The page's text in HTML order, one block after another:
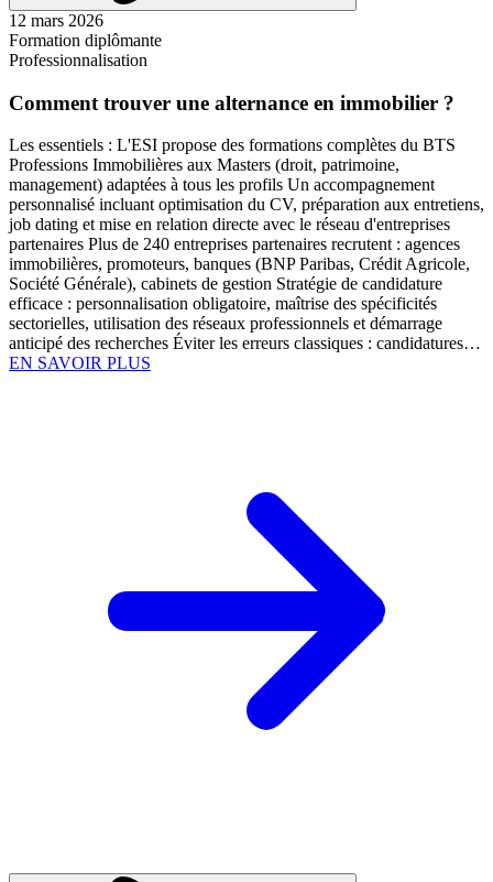
12 mars 2026
Formation diplômante
Professionnalisation
Comment trouver une alternance en immobilier ?
Les essentiels : L'ESI propose des formations complètes du BTS
Professions Immobilières aux Masters (droit, patrimoine,
management) adaptées à tous les profils Un accompagnement
personnalisé incluant optimisation du CV, préparation aux entretiens,
job dating et mise en relation directe avec le réseau d'entreprises
partenaires Plus de 240 entreprises partenaires recrutent : agences
immobilières, promoteurs, banques (BNP Paribas, Crédit Agricole,
Société Générale), cabinets de gestion Stratégie de candidature
efficace : personnalisation obligatoire, maîtrise des spécificités
sectorielles, utilisation des réseaux professionnels et démarrage
anticipé des recherches Éviter les erreurs classiques : candidatures…
EN SAVOIR PLUS